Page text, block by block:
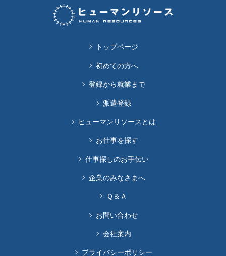
トップページ
初めての方へ
登録から就業まで
派遣登録
ヒューマンリソースとは
お仕事を探す
仕事探しのお手伝い
企業のみなさまへ
Ｑ＆Ａ
お問い合わせ
会社案内
プライバシーポリシー